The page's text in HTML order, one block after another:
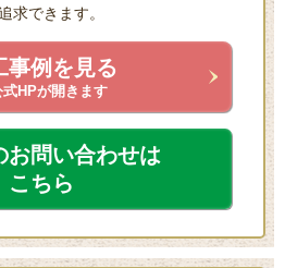
求できます。
事例を見る
HPが開きます
お問い合わせは
こちら